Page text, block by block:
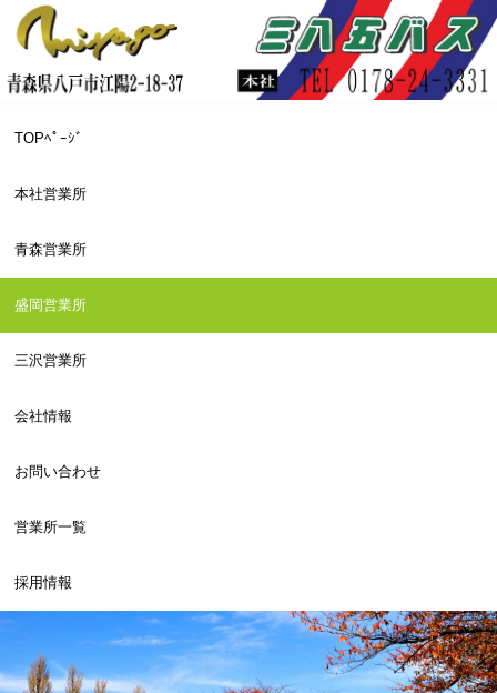
TOPﾍﾟｰｼﾞ
本社営業所
青森営業所
盛岡営業所
三沢営業所
会社情報
お問い合わせ
営業所一覧
採用情報